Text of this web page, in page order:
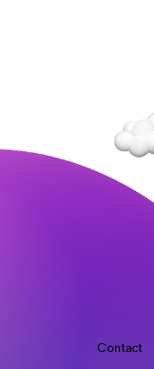
Contact